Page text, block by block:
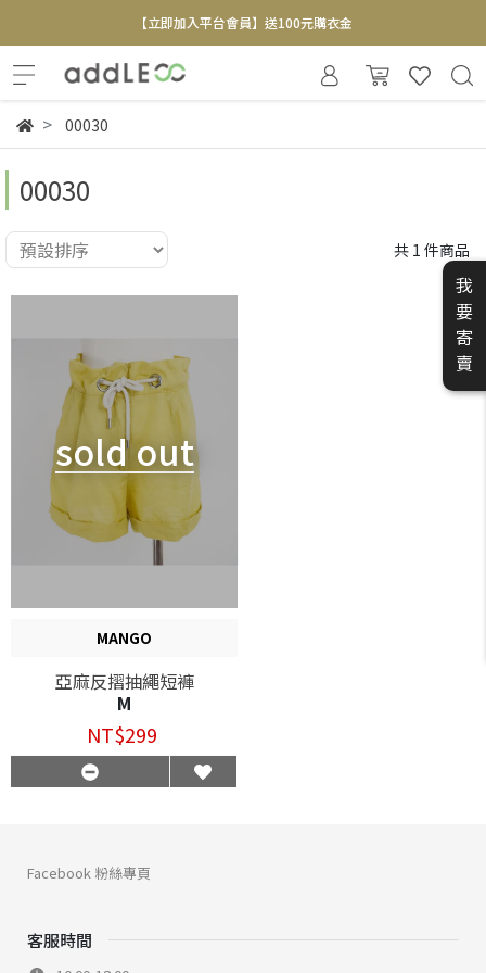
【立即加入平台會員】送100元購衣金
全新寄賣服務即將上線 敬請期待
00030
00030
共 1 件商品
sold out
MANGO
亞麻反摺抽繩短褲
M
NT$299
客服時間
Facebook 粉絲專頁
我
要
寄
賣